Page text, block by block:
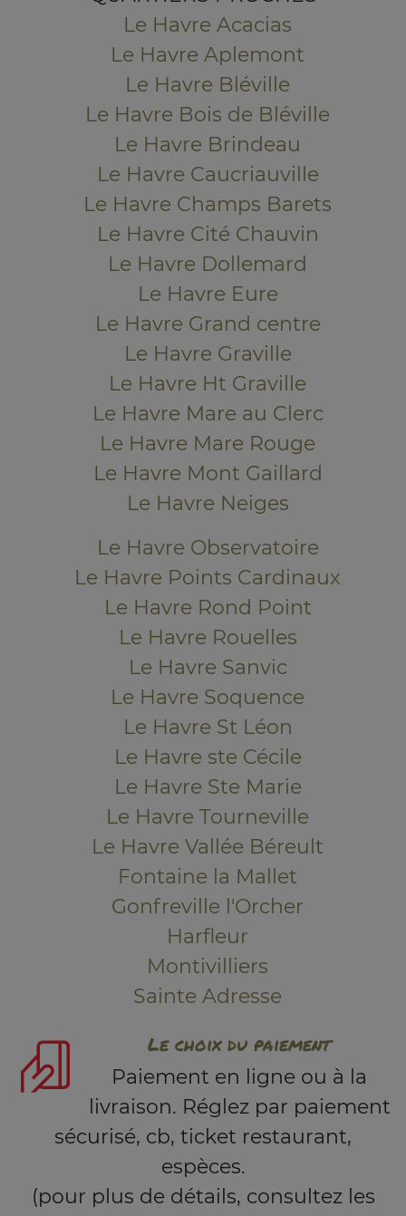
Le Havre Acacias
Le Havre Aplemont
Le Havre Bléville
Le Havre Bois de Bléville
Le Havre Brindeau
Le Havre Caucriauville
Le Havre Champs Barets
Le Havre Cité Chauvin
Le Havre Dollemard
Le Havre Eure
Le Havre Grand centre
Le Havre Graville
Le Havre Ht Graville
Le Havre Mare au Clerc
Le Havre Mare Rouge
Le Havre Mont Gaillard
Le Havre Neiges
Le Havre Observatoire
Le Havre Points Cardinaux
Le Havre Rond Point
Le Havre Rouelles
Le Havre Sanvic
Le Havre Soquence
Le Havre St Léon
Le Havre ste Cécile
Le Havre Ste Marie
Le Havre Tourneville
Le Havre Vallée Béreult
Fontaine la Mallet
Gonfreville l'Orcher
Harfleur
Montivilliers
Sainte Adresse
Le choix du paiement
Paiement en ligne ou à la
livraison. Réglez par paiement
sécurisé, cb, ticket restaurant,
espèces.
(pour plus de détails, consultez les